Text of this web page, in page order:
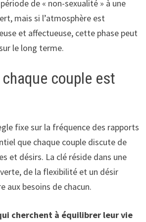
de « non-sexualité » à une
mais si l’atmosphère est
et affectueuse, cette phase peut
le long terme.
couple est
fixe sur la fréquence des rapports
que chaque couple discute de
et désirs. La clé réside dans une
de la flexibilité et un désir
aux besoins de chacun.
cherchent à équilibrer leur vie